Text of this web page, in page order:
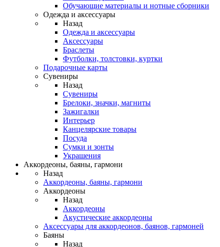
Обучающие материалы и нотные сборники
Одежда и аксессуары
Назад
Одежда и аксессуары
Аксессуары
Браслеты
Футболки, толстовки, куртки
Подарочные карты
Сувениры
Назад
Сувениры
Брелоки, значки, магниты
Зажигалки
Интерьер
Канцелярские товары
Посуда
Сумки и зонты
Украшения
Аккордеоны, баяны, гармони
Назад
Аккордеоны, баяны, гармони
Аккордеоны
Назад
Аккордеоны
Акустические аккордеоны
Аксессуары для аккордеонов, баянов, гармоней
Баяны
Назад